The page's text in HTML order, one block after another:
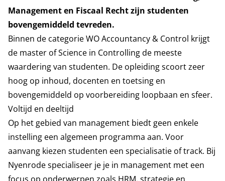
Management en Fiscaal Recht zijn studenten
bovengemiddeld tevreden.
Binnen de categorie WO Accountancy & Control krijgt
de master of Science in Controlling de meeste
waardering van studenten. De opleiding scoort zeer
hoog op inhoud, docenten en toetsing en
bovengemiddeld op voorbereiding loopbaan en sfeer.
Voltijd en deeltijd
Op het gebied van management biedt geen enkele
instelling een algemeen programma aan. Voor
aanvang kiezen studenten een specialisatie of track. Bij
Nyenrode specialiseer je je in management met een